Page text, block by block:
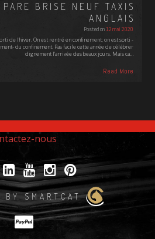
PARE BRISE NEUF TAXIS
ANGLAIS
Posted on12 mai 2020
de l'hiver. On est rentré en confinement; on est sorti -
du confinement. Pas facile cette année de célébrer
dignement l'arrivée des beaux jours. Mais ca…
Read More
nous
BY SMARTCAT